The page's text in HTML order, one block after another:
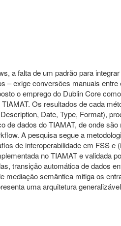
a falta de um padrão para
– exige conversões manuais entre
o emprego do Dublin Core
Os resultados de cada
Date, Type, Format),
de dados do TIAMAT, de onde são
A pesquisa segue a
de interoperabilidade em FSS e
no TIAMAT e validada
transição automática de dados
mediação semântica mitiga os
uma arquitetura